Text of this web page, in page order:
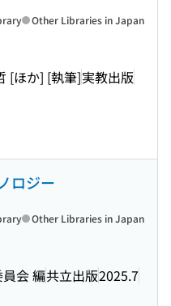
[ほか] [執筆]実教出版
Other Libraries in Japan
ロジー
会 編共立出版2025.7
Other Libraries in Japan